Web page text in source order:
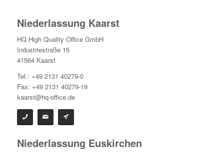
Niederlassung Kaarst
HQ High Quality Office GmbH
Industriestraße 15
41564 Kaarst
Tel.: +49 2131 40279-0
Fax: +49 2131 40279-19
kaarst@hq-office.de
Niederlassung Euskirchen